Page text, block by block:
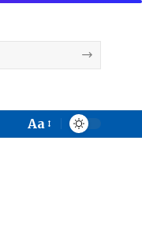
Font
Aa